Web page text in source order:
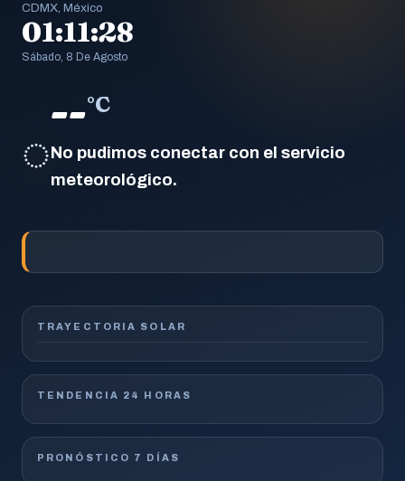
CDMX, México
01:11:29
Sábado, 8 De Agosto
◌
--°C
No pudimos conectar con el servicio
meteorológico.
TRAYECTORIA SOLAR
TENDENCIA 24 HORAS
PRONÓSTICO 7 DÍAS